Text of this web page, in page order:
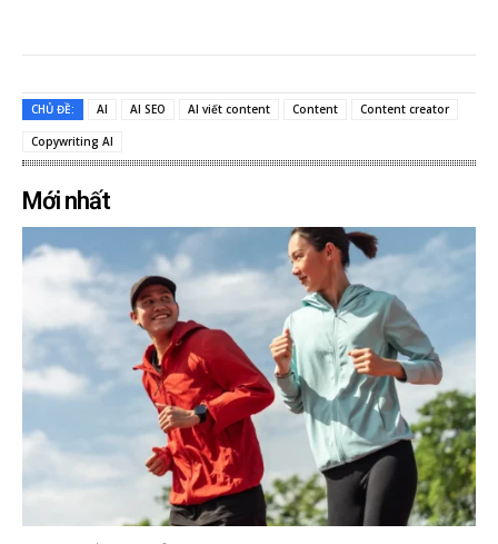
CHỦ ĐỀ: AI AI SEO AI viết content Content Content creator
Copywriting AI
Mới nhất